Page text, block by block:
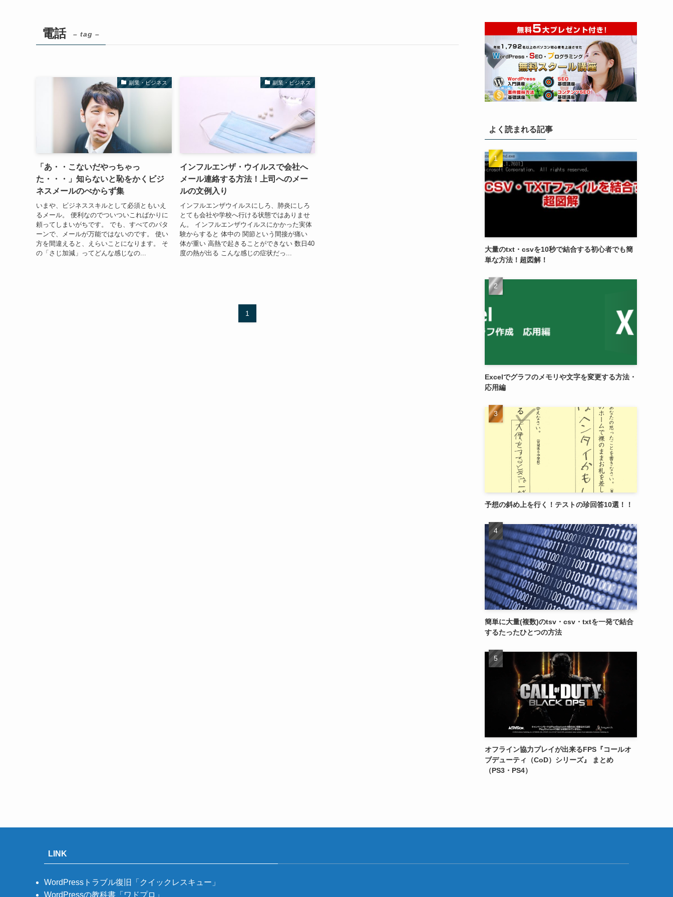
電話 – tag –
副業・ビジネス
「あ・・こないだやっちゃっ
た・・・」知らないと恥をかくビジ
ネスメールのべからず集
いまや、ビジネススキルとして必須ともいえ
るメール。 便利なのでついついこればかりに
頼ってしまいがちです。 でも、すべてのパタ
ーンで、メールが万能ではないのです。 使い
方を間違えると、えらいことになります。 そ
の「さじ加減」ってどんな感じなの...
副業・ビジネス
インフルエンザ・ウイルスで会社へ
メール連絡する方法！上司へのメー
ルの文例入り
インフルエンザウイルスにしろ、肺炎にしろ
とても会社や学校へ行ける状態ではありませ
ん。 インフルエンザウイルスにかかった実体
験からすると 体中の 関節という間接が痛い
体が重い 高熱で起きることができない 数日40
度の熱が出る こんな感じの症状だっ...
1
よく読まれる記事
大量のtxt・csvを10秒で結合する初心者でも簡
単な方法！超図解！
Excelでグラフのメモリや文字を変更する方法・
応用編
予想の斜め上を行く！テストの珍回答10選！！
簡単に大量(複数)のtsv・csv・txtを一発で結合
するたったひとつの方法
オフライン協力プレイが出来るFPS『コールオ
ブデューティ（CoD）シリーズ』 まとめ
（PS3・PS4）
LINK
WordPressトラブル復旧「クイックレスキュー」
WordPressの教科書「ワドプロ」